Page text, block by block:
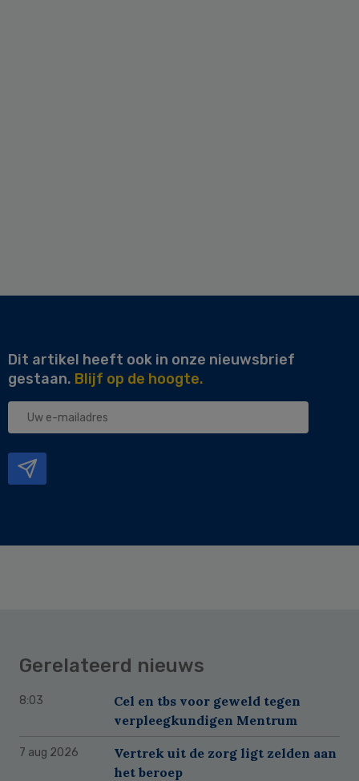
Dit artikel heeft ook in onze nieuwsbrief
gestaan. Blijf op de hoogte.
Uw
Gerelateerd nieuws
8:03
Cel en tbs voor geweld tegen
verpleegkundigen Mentrum
7 aug 2026
Vertrek uit de zorg ligt zelden aan
het beroep